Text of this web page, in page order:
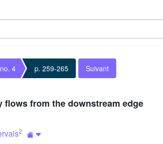
no. 4 p. 259-265 Suivant
from the downstream edge
2